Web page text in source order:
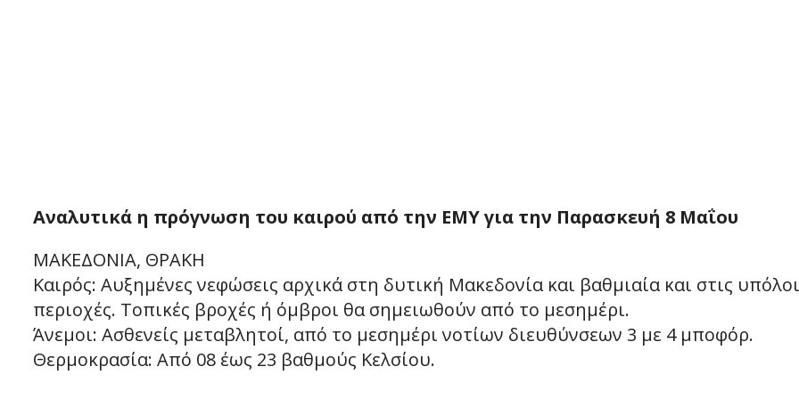
Αναλυτικά η πρόγνωση του καιρού από την ΕΜΥ για την Παρασκευή 8 Μαΐου
ΜΑΚΕΔΟΝΙΑ, ΘΡΑΚΗ
Καιρός: Αυξημένες νεφώσεις αρχικά στη δυτική Μακεδονία και βαθμιαία και στις
περιοχές. Τοπικές βροχές ή όμβροι θα σημειωθούν από το μεσημέρι.
Άνεμοι: Ασθενείς μεταβλητοί, από το μεσημέρι νοτίων διευθύνσεων 3 με 4 μποφόρ.
Θερμοκρασία: Από 08 έως 23 βαθμούς Κελσίου.